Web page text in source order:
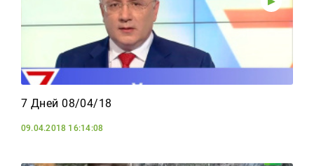
7 Дней 08/04/18
09.04.2018 16:14:08